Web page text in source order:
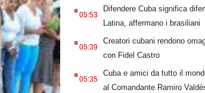
05:53
Difendere Cuba significa
Latina, affermano i brasiliani
.05:39
Creatori cubani rendono
con Fidel Castro
.05:35
Cuba e amici da tutto il
al Comandante Ramiro